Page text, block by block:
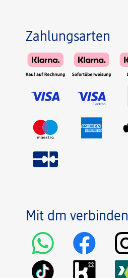
Zahlungsarten
Mit dm verbinden